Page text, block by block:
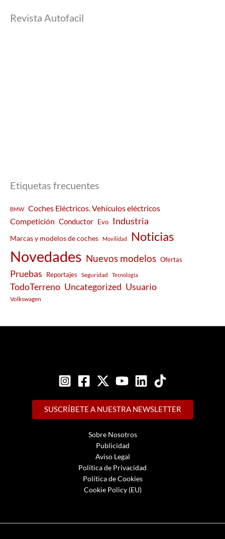
Revista Autofacil
Etiquetas frecuentes
BMW
Coches Eléctricos. Vehículos eléctricos
Competición Conductor Evo Industria
Marcas y modelos de coches Movilidad Noticias
Novedades Nuevos modelos Ofertas
Pruebas Reportajes Seguridad Tecnología
TodoTerreno Uncategorized Usuario
Volkswagen
SUSCRÍBETE A NUESTRA NEWSLETTER
Sobre Nosotros
Publicidad
Aviso Legal
Política de Privacidad
Política de Cookies
Cookie Policy (EU)